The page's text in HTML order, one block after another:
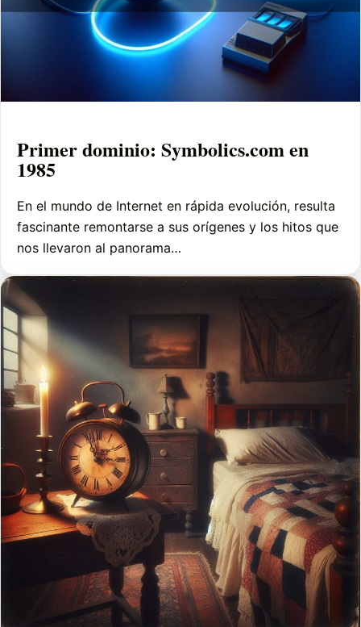
Primer dominio: Symbolics.com en
1985
En el mundo de Internet en rápida evolución, resulta
fascinante remontarse a sus orígenes y los hitos que
nos llevaron al panorama…